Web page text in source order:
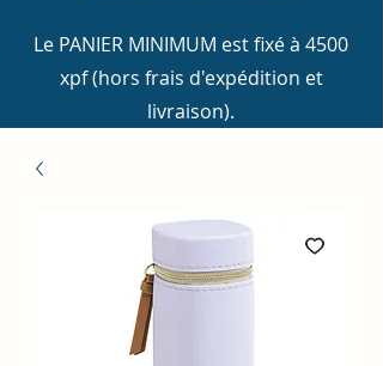
Le PANIER MINIMUM est fixé à 4500
xpf (hors frais d'expédition et
livraison).